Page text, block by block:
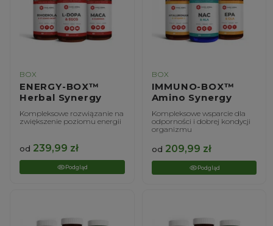
BOX
ENERGY-BOX™
Herbal Synergy
Kompleksowe rozwiązanie na
zwiększenie poziomu energii
od 239,99 zł
Podgląd
BOX
IMMUNO-BOX™
Amino Synergy
Kompleksowe wsparcie dla
odporności i dobrej kondycji
organizmu
od 209,99 zł
Podgląd